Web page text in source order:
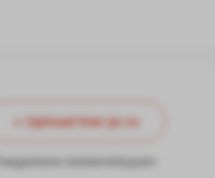
+ Upload hier je cv
Toegestane bestandstypen: